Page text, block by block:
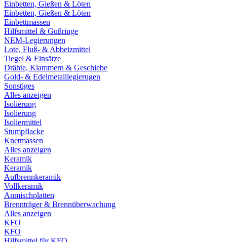
Einbetten, Gießen & Löten
Einbetten, Gießen & Löten
Einbettmassen
Hilfsmittel & Gußringe
NEM-Legierungen
Lote, Fluß- & Abbeizmittel
Tiegel & Einsätze
Drähte, Klammern & Geschiebe
Gold- & Edelmetalllegierugen
Sonstiges
Alles anzeigen
Isolierung
Isolierung
Isoliermittel
Stumpflacke
Knetmassen
Alles anzeigen
Keramik
Keramik
Aufbrennkeramik
Vollkeramik
Anmischplatten
Brennträger & Brennüberwachung
Alles anzeigen
KFO
KFO